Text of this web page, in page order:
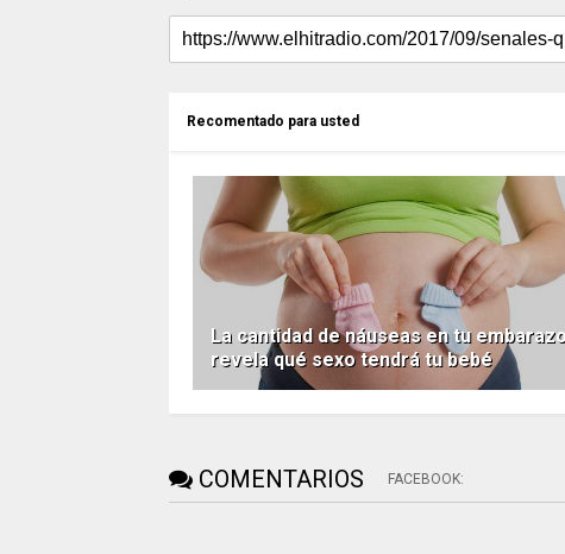
Recomentado para usted
La cantidad de náuseas en tu
revela qué sexo tendrá tu bebé
COMENTARIOS FACEBOOK: